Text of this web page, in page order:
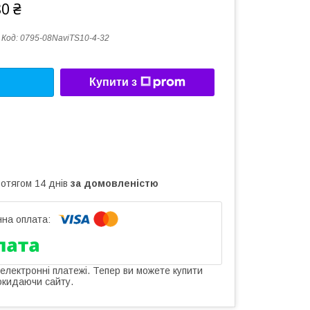
₴
Код: 0795-08NaviTS10-4-32
Купити з
14 днів за домовленістю
платежі. Тепер ви можете купити
сайту.